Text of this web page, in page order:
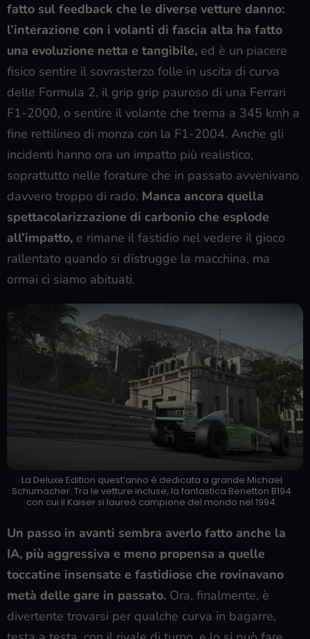
fatto sul feedback che le diverse vetture danno:
l’interazione con i volanti di fascia alta ha fatto
una evoluzione netta e tangibile, ed è un piacere
fisico sentire il sovrasterzo folle in uscita di curva
delle Formula 2, il grip grip pauroso di una Ferrari
F1-2000, o sentire il volante che trema a 345 kmh a
fine rettilineo di monza con la F1-2004. Anche gli
incidenti hanno ora un impatto più realistico,
soprattutto nelle forature che in passato avvenivano
davvero troppo di rado. Manca ancora quella
spettacolarizzazione di carbonio che esplode
all’impatto, e rimane il fastidio nel vedere il gioco
rallentato quando si distrugge la macchina, ma
ormai ci siamo abituati.
La Deluxe Edition quest’anno è dedicata a grande Michael
Schumacher. Tra le vetture incluse, la fantastica Benetton B194
con cui il Kaiser si laureò campione del mondo nel 1994.
Un passo in avanti sembra averlo fatto anche la
IA, più aggressiva e meno propensa a quelle
toccatine insensate e fastidiose che rovinavano
metà delle gare in passato. Ora, finalmente, è
divertente trovarsi per qualche curva in bagarre,